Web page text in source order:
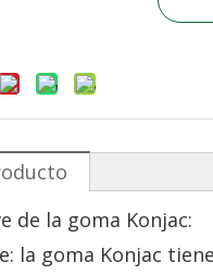
de la goma Konjac:
la goma Konjac